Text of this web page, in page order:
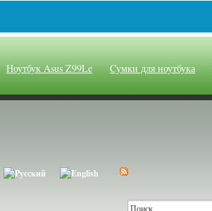
Ноутбук Asus Z99Le Cумки для ноутбука